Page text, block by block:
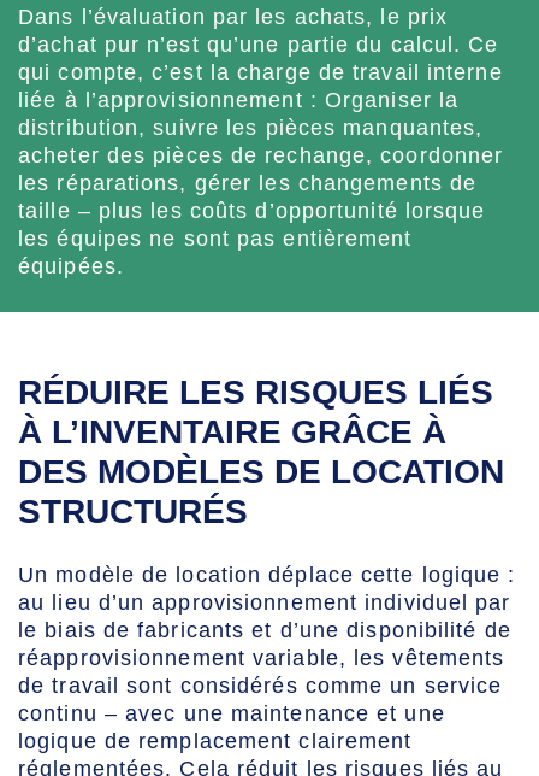
Dans l’évaluation par les achats, le prix
d’achat pur n’est qu’une partie du calcul. Ce
qui compte, c’est la charge de travail interne
liée à l’approvisionnement : Organiser la
distribution, suivre les pièces manquantes,
acheter des pièces de rechange, coordonner
les réparations, gérer les changements de
taille – plus les coûts d’opportunité lorsque
les équipes ne sont pas entièrement
équipées.
RÉDUIRE LES RISQUES LIÉS
À L’INVENTAIRE GRÂCE À
DES MODÈLES DE LOCATION
STRUCTURÉS
Un modèle de location déplace cette logique :
au lieu d’un approvisionnement individuel par
le biais de fabricants et d’une disponibilité de
réapprovisionnement variable, les vêtements
de travail sont considérés comme un service
continu – avec une maintenance et une
logique de remplacement clairement
réglementées. Cela réduit les risques liés au